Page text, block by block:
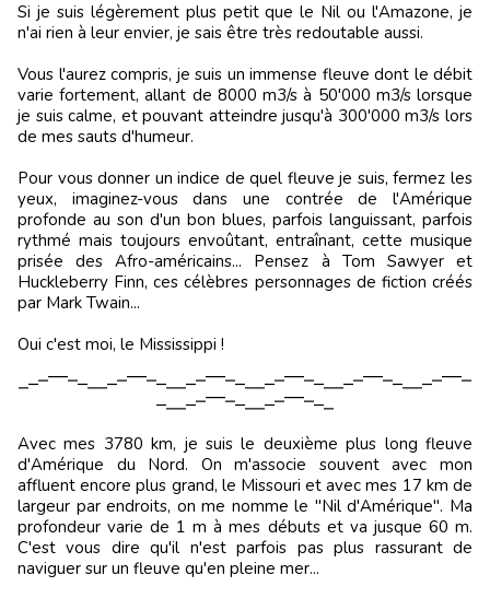
Si je suis légèrement plus petit que le Nil ou l'Amazone, je
n'ai rien à leur envier, je sais être très redoutable aussi.
Vous l'aurez compris, je suis un immense fleuve dont le débit
varie fortement, allant de 8000 m3/s à 50'000 m3/s lorsque
je suis calme, et pouvant atteindre jusqu'à 300'000 m3/s lors
de mes sauts d'humeur.
Pour vous donner un indice de quel fleuve je suis, fermez les
yeux, imaginez-vous dans une contrée de l'Amérique
profonde au son d'un bon blues, parfois languissant, parfois
rythmé mais toujours envoûtant, entraînant, cette musique
prisée des Afro-américains... Pensez à Tom Sawyer et
Huckleberry Finn, ces célèbres personnages de fiction créés
par Mark Twain...
Oui c'est moi, le Mississippi !
⎽⎼⎻⎺⎺⎻⎼⎽⎽⎼⎻⎺⎺⎻⎼⎽⎽⎼⎻⎺⎺⎻⎼⎽⎽⎼⎻⎺⎺⎻⎼⎽⎽⎼⎻⎺⎺⎻⎼⎽⎽⎼⎻⎺⎺⎻
⎼⎽⎽⎼⎻⎺⎺⎻⎼⎽⎽⎼⎻⎺⎺⎻⎼⎽
Avec mes 3780 km, je suis le deuxième plus long fleuve
d'Amérique du Nord. On m'associe souvent avec mon
affluent encore plus grand, le Missouri et avec mes 17 km de
largeur par endroits, on me nomme le "Nil d'Amérique". Ma
profondeur varie de 1 m à mes débuts et va jusque 60 m.
C'est vous dire qu'il n'est parfois pas plus rassurant de
naviguer sur un fleuve qu'en pleine mer...